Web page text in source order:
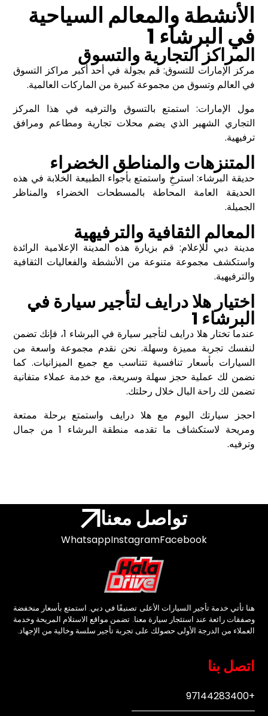
الأنشطة والمعالم السياحية
في البرشاء 1
المراكز التجارية والتسوق
مركز الإمارات للتسوق: قم بجولة في أحد أكبر مراكز التسوق
في العالم وتسوق من مجموعة كبيرة من الماركات العالمية.
مول الإمارات: استمتع بالتسوق والترفيه في هذا المركز
التجاري الشهير الذي يضم محلات تجارية ومطاعم ومرافق
ترفيهية.
المتنزهات والمناطق الخضراء
حديقة البرشاء: استرخِ واستمتع بأجواء الطبيعة الخلابة في هذه
الحديقة العامة المحاطة بالمسطحات الخضراء والمناظر
الجميلة.
المعالم الثقافية والترفيهية
مدينة دبي للإعلام: قم بزيارة هذه المدينة الإعلامية الرائدة
واستكشف مجموعة متنوعة من الأنشطة والفعاليات الثقافية
والترفيهية.
اختيار هلا درايف لتأجير سيارة في
البرشاء 1
عندما تختار هلا درايف لتأجير سيارة في البرشاء 1، فإنك تضمن
لنفسك تجربة مميزة وسهلة. نحن نقدم مجموعة واسعة من
السيارات بأسعار تنافسية تتناسب مع جميع الميزانيات. كما
نضمن لك عملية حجز سهلة وسريعة، مع خدمة عملاء متفانية
تضمن لك راحة البال خلال رحلتك.
احجز سيارتك اليوم مع هلا درايف واستمتع برحلة ممتعة
ومريحة لاستكشاف ما تقدمه منطقة البرشاء 1 من جمال
وترفيه.
تواصل معنا
Facebook
Instagram
Whatsapp
هنا تأتي خدمة تأجير السيارات الأعلى تصنيفًا في دبي. استمتع بأسعار منخفضة
وصفقات رائعة عند استئجار سيارة معنا. تضمن مواقع الاستلام المريحة وخدمة
العملاء من الدرجة الأولى حصولك على تجربة تأجير سلسة وخالية من الإجهاد.
اتصل بنا
+97144283400